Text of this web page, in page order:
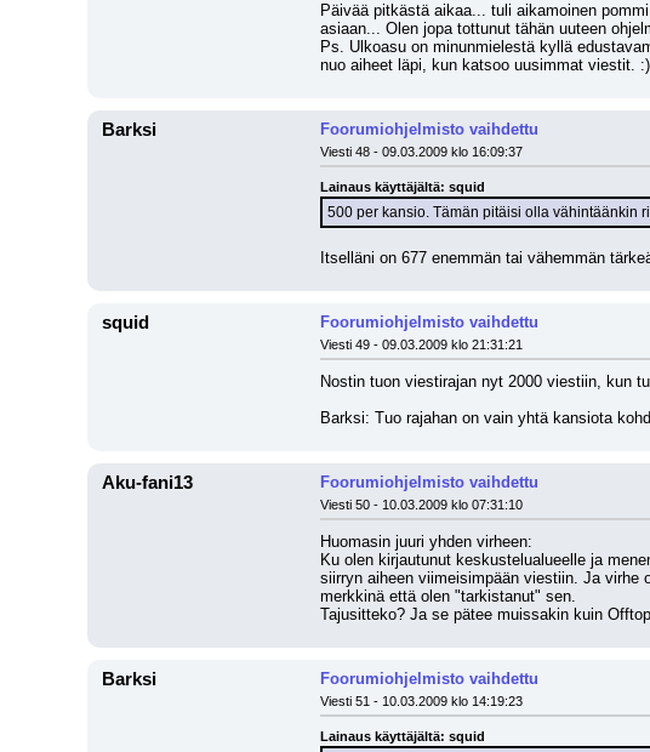
Päivää pitkästä aikaa... tuli aikamoinen
asiaan... Olen jopa tottunut tähän uuteen
Ps. Ulkoasu on minunmielestä kyllä
nuo aiheet läpi, kun katsoo uusimmat viestit. :)
Barksi Foorumiohjelmisto vaihdettu
Viesti 48 - 09.03.2009 klo 16:09:37
Lainaus käyttäjältä: squid
500 per kansio. Tämän pitäisi olla vähintäänkin
Itselläni on 677 enemmän tai vähemmän
squid Foorumiohjelmisto vaihdettu
Viesti 49 - 09.03.2009 klo 21:31:21
Nostin tuon viestirajan nyt 2000 viestiin, kun
Barksi: Tuo rajahan on vain yhtä kansiota
Aku-fani13 Foorumiohjelmisto vaihdettu
Viesti 50 - 10.03.2009 klo 07:31:10
Huomasin juuri yhden virheen:
Ku olen kirjautunut keskustelualueelle ja
siirryn aiheen viimeisimpään viestiin. Ja
merkkinä että olen "tarkistanut" sen.
Tajusitteko? Ja se pätee muissakin kuin
Barksi Foorumiohjelmisto vaihdettu
Viesti 51 - 10.03.2009 klo 14:19:23
Lainaus käyttäjältä: squid